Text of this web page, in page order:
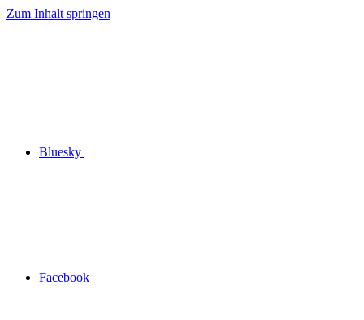
Zum Inhalt springen
Bluesky
Facebook